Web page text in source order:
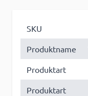
SKU
Produktname
Produktart
Produktart